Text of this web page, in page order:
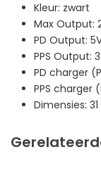
Kleur: zwart
Max Output:
PD Output:
PPS Output:
PD charger
PPS charger
Dimensies: